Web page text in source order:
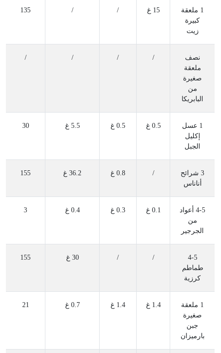
1 ملعقة
كبيرة
زيت
15 غ /
/
135
نصف
ملعقة
صغيرة
من
البابريكا
/
/
/
/
1 عسل
إكليل
الجبل
0.5 غ 0.5 غ 5.5 غ 30
3 شرائح
أناناس
/ 0.8 غ 36.2 غ 155
4-5 أعواد
من
الجرجير
0.1 غ 0.3 غ 0.4 غ 3
4-5
طماطم
كرزية
/
/ 30 غ 155
1 ملعقة
صغيرة
جبن
بارميزان
1.4 غ 1.4 غ 0.7 غ 21